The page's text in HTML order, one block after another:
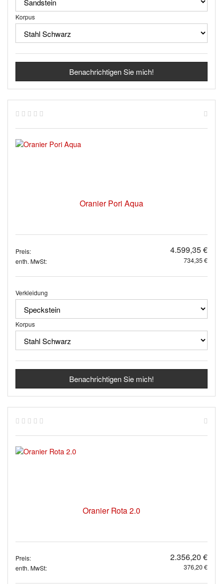
Korpus
Benachrichtigen Sie mich!
Oranier Pori Aqua
Preis: 4.599,35 €
enth. MwSt: 734,35 €
Verkleidung
Korpus
Benachrichtigen Sie mich!
Oranier Rota 2.0
Preis: 2.356,20 €
enth. MwSt: 376,20 €